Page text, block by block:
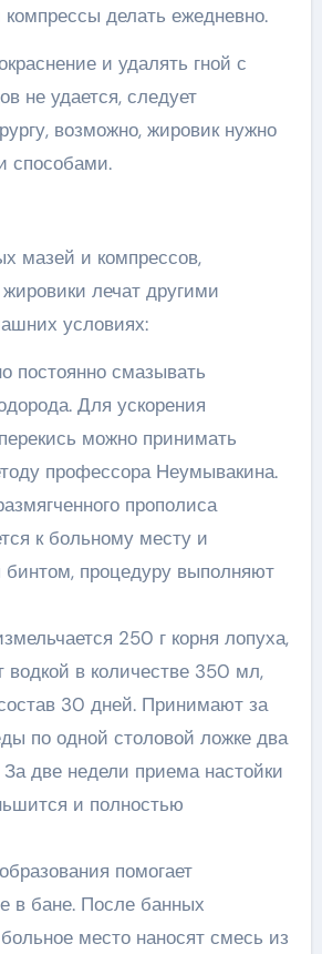
компрессы делать ежедневно.
и удалять гной с
не удается, следует
возможно, жировик нужно
способами.
мазей и компрессов,
лечат другими
условиях:
постоянно смазывать
Для ускорения
можно принимать
профессора Неумывакина.
прополиса
к больному месту и
бинтом, процедуру выполняют
250 г корня лопуха,
водкой в количестве 350 мл,
30 дней. Принимают за
по одной столовой ложке два
За две недели приема настойки
и полностью
помогает
в бане. После банных
место наносят смесь из